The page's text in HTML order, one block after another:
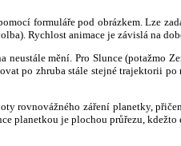
formuláře pod obrázkem. Lze
Rychlost animace je závislá na
neustále mění. Pro Slunce
po zhruba stále stejné
rovnovážného záření planetky,
planetkou je plochou průřezu, kdežto